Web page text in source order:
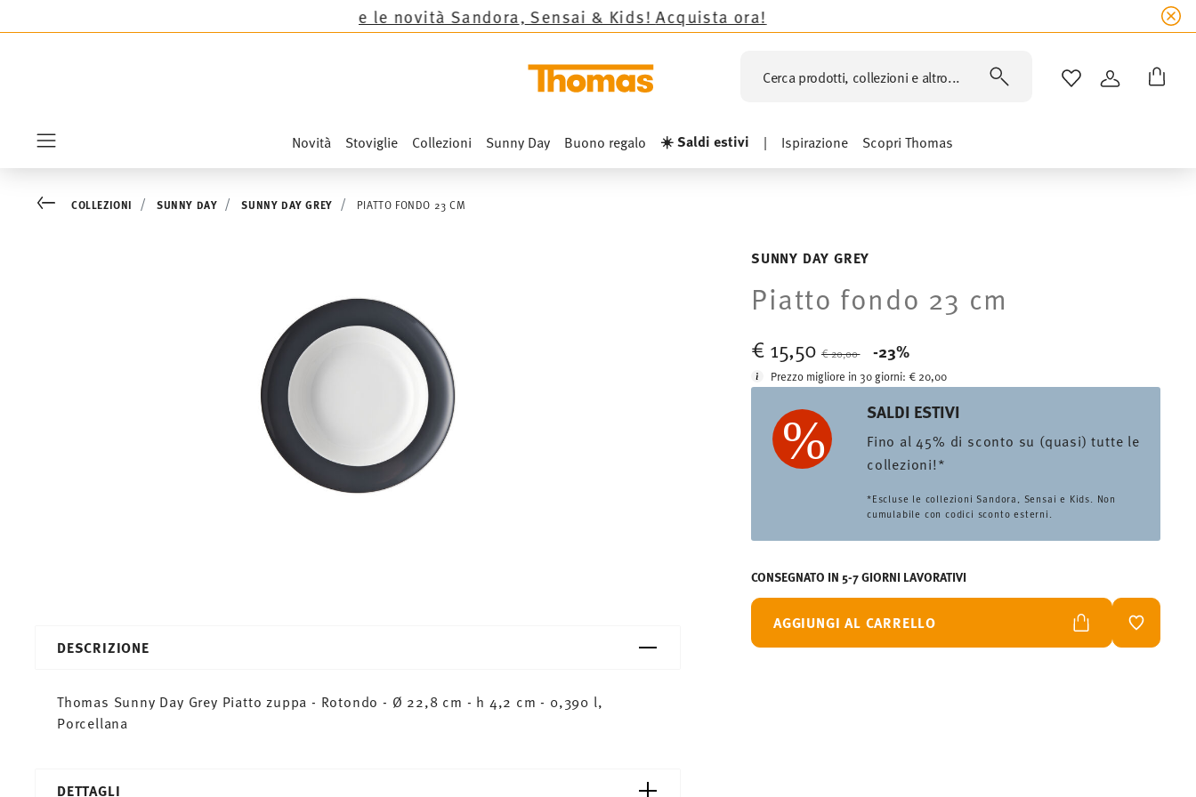
le collezioni Thomas tranne le novità Sandora, Sensai & Kids!Acquista ora!
Cerca prodotti, collezioni e altro... LISTA DESIDERI
ACCEDI
Novità Stoviglie Collezioni Sunny Day Buono regalo ☀️ Saldi estivi | Ispirazione Scopri Thomas
SUNNY DAY GREY
Piatto fondo 23 cm
€ 15,50€ 20,00
-23%
Prezzo migliore in 30 giorni:€ 20,00
SALDI ESTIVI
Fino al 45% di sconto su (quasi) tutte le
collezioni!*
*Escluse le collezioni Sandora, Sensai e Kids. Non
cumulabile con codici sconto esterni.
CONSEGNATO IN 5-7 GIORNI LAVORATIVI
AGGIUNGI AL CARRELLO LISTA
Go backCOLLEZIONI SUNNY DAY SUNNY DAY GREY PIATTO FONDO 23 CM
DESCRIZIONE
Thomas Sunny Day Grey Piatto zuppa - Rotondo - Ø 22,8 cm - h 4,2 cm - 0,390 l,
Porcellana
DETTAGLI